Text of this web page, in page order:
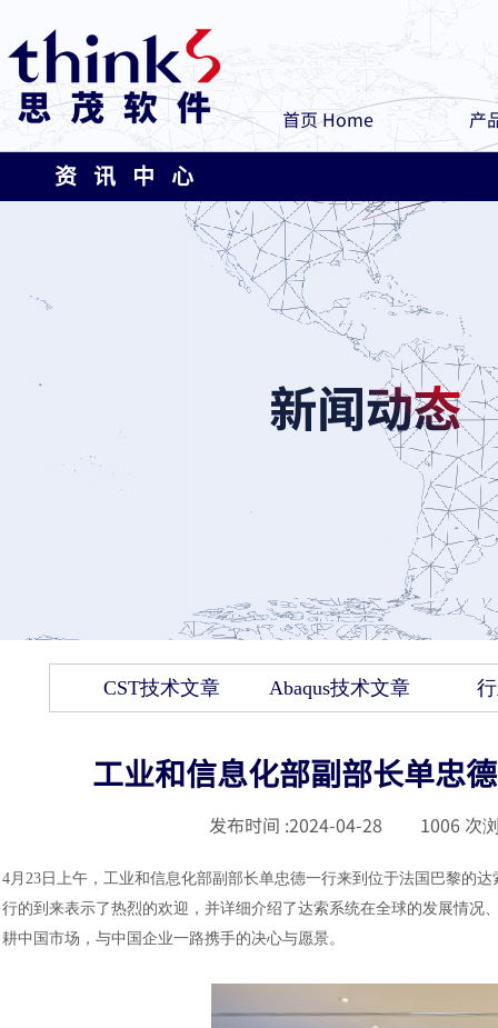
首页 Home 产
资 讯 中 心
CST技术文章 Abaqus技术文章
工业和信息化部副部长单忠
发布时间 :2024-04-28 1006 次
4月23日上午， 工业和信息化部副部长单忠德一行来到位于法国巴黎的
行的到来表示了热烈的欢迎，并详细介绍了达索系统在全球的发展情
耕中国市场，与中国企业一路携手的决心与愿景。